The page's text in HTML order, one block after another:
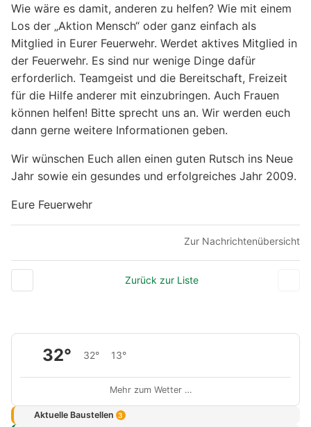
Wie wäre es damit, anderen zu helfen? Wie mit einem
Los der „Aktion Mensch“ oder ganz einfach als
Mitglied in Eurer Feuerwehr. Werdet aktives Mitglied in
der Feuerwehr. Es sind nur wenige Dinge dafür
erforderlich. Teamgeist und die Bereitschaft, Freizeit
für die Hilfe anderer mit einzubringen. Auch Frauen
können helfen! Bitte sprecht uns an. Wir werden euch
dann gerne weitere Informationen geben.
Wir wünschen Euch allen einen guten Rutsch ins Neue
Jahr sowie ein gesundes und erfolgreiches Jahr 2009.
Eure Feuerwehr
Zur Nachrichtenübersicht
Zurück zur Liste
32° 32° 13°
Mehr zum Wetter …
Aktuelle Baustellen 3